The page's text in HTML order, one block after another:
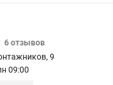
6 отзывов
9
09:00